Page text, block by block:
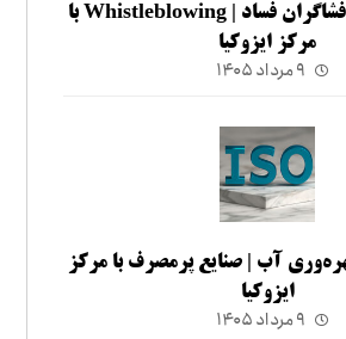
ایزو ۳۷۰۰۲ و افشاگران فساد | Whistleblowing با
مرکز ایزوکیا
۹ مرداد ۱۴۰۵
۴۶۰۰۱ و بهره‌وری آب | صنایع پرمصرف با مرکز
ایزوکیا
۹ مرداد ۱۴۰۵